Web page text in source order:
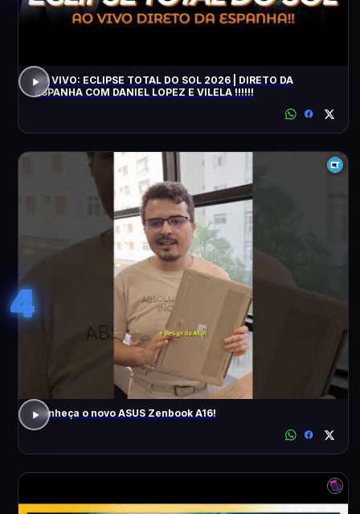
AO VIVO: ECLIPSE TOTAL DO SOL 2026 | DIRETO DA
ESPANHA COM DANIEL LOPEZ E VILELA !!!!!!
4
Conheça o novo ASUS Zenbook A16!